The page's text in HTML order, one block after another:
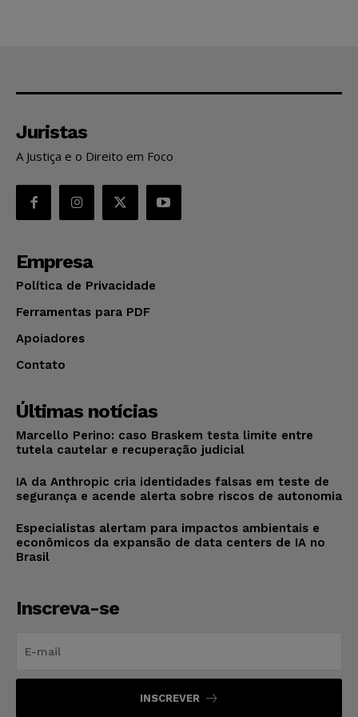
Juristas
A Justiça e o Direito em Foco
Empresa
Política de Privacidade
Ferramentas para PDF
Apoiadores
Contato
Últimas notícias
Marcello Perino: caso Braskem testa limite entre
tutela cautelar e recuperação judicial
IA da Anthropic cria identidades falsas em teste de
segurança e acende alerta sobre riscos de autonomia
Especialistas alertam para impactos ambientais e
econômicos da expansão de data centers de IA no
Brasil
Inscreva-se
INSCREVER